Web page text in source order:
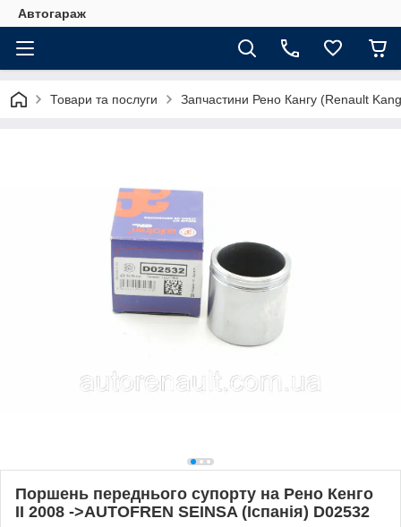
Автогараж
Товари та послуги Запчастини Рено Кангу (Renault
Поршень переднього супорту на Рено Кенго
II 2008 ->AUTOFREN SEINSA (Іспанія) D02532